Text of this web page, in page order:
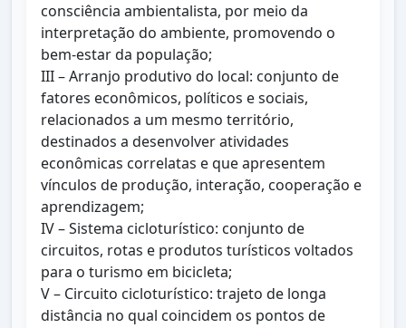
consciência ambientalista, por meio da
interpretação do ambiente, promovendo o
bem-estar da população;
III – Arranjo produtivo do local: conjunto de
fatores econômicos, políticos e sociais,
relacionados a um mesmo território,
destinados a desenvolver atividades
econômicas correlatas e que apresentem
vínculos de produção, interação, cooperação e
aprendizagem;
IV – Sistema cicloturístico: conjunto de
circuitos, rotas e produtos turísticos voltados
para o turismo em bicicleta;
V – Circuito cicloturístico: trajeto de longa
distância no qual coincidem os pontos de